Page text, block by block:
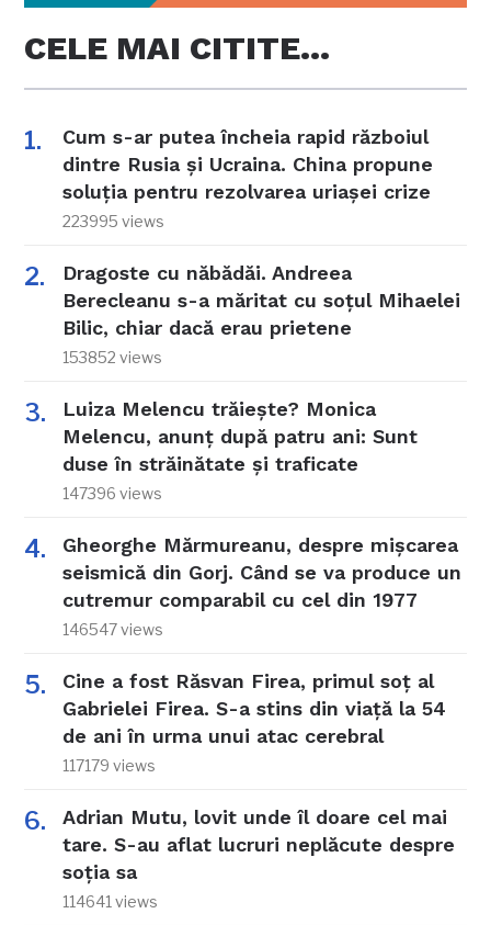
CELE MAI CITITE…
Cum s-ar putea încheia rapid războiul
dintre Rusia și Ucraina. China propune
soluția pentru rezolvarea uriașei crize
223995 views
Dragoste cu năbădăi. Andreea
Berecleanu s-a măritat cu soțul Mihaelei
Bilic, chiar dacă erau prietene
153852 views
Luiza Melencu trăiește? Monica
Melencu, anunț după patru ani: Sunt
duse în străinătate și traficate
147396 views
Gheorghe Mărmureanu, despre mișcarea
seismică din Gorj. Când se va produce un
cutremur comparabil cu cel din 1977
146547 views
Cine a fost Răsvan Firea, primul soț al
Gabrielei Firea. S-a stins din viață la 54
de ani în urma unui atac cerebral
117179 views
Adrian Mutu, lovit unde îl doare cel mai
tare. S-au aflat lucruri neplăcute despre
soția sa
114641 views